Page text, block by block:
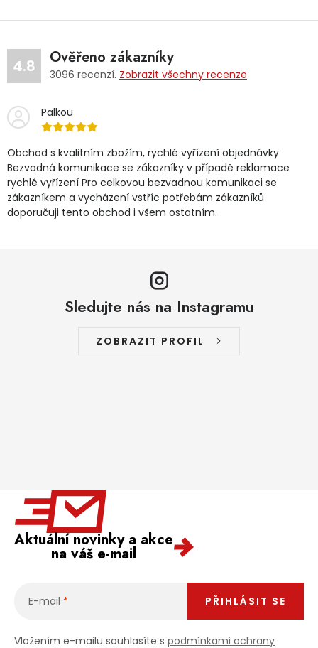
4.8 Ověřeno zákazníky
3096 recenzí. Zobrazit všechny recenze
Palkou
Obchod s kvalitním zbožím, rychlé vyřízení objednávky
Bezvadná komunikace se zákazníky v případě reklamace
rychlé vyřízení Pro celkovou bezvadnou komunikaci se
zákazníkem a vycházení vstříc potřebám zákazníků
doporučuji tento obchod i všem ostatním.
Sledujte nás na Instagramu
ZOBRAZIT PROFIL
Aktuální novinky a akce
na váš e-mail
E-mail
Vložením e-mailu souhlasíte s podmínkami ochrany
PŘIHLÁSIT SE